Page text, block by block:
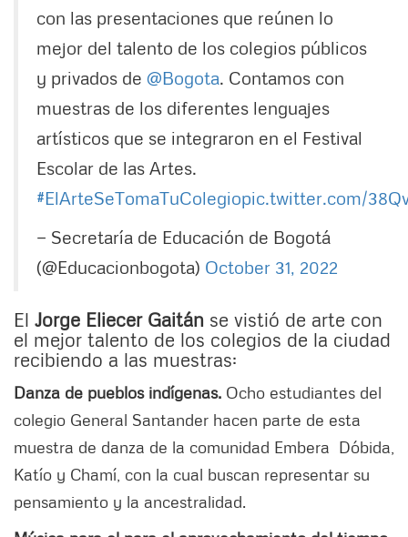
con las presentaciones que reúnen lo
mejor del talento de los colegios públicos
y privados de @Bogota. Contamos con
muestras de los diferentes lenguajes
artísticos que se integraron en el Festival
Escolar de las Artes.
#ElArteSeTomaTuColegiopic.twitter.com/
— Secretaría de Educación de Bogotá
(@Educacionbogota) October 31, 2022
El Jorge Eliecer Gaitán se vistió de arte con
el mejor talento de los colegios de la ciudad
recibiendo a las muestras:
Danza de pueblos indígenas. Ocho estudiantes del
colegio General Santander hacen parte de esta
muestra de danza de la comunidad Embera Dóbida,
Katío y Chamí, con la cual buscan representar su
pensamiento y la ancestralidad.